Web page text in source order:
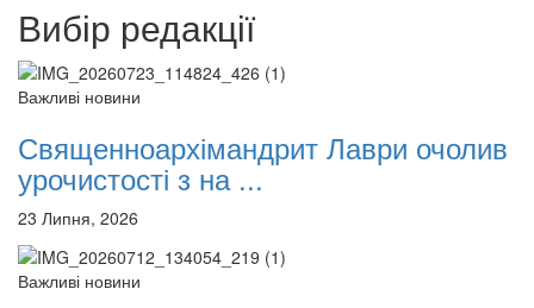
12 сентября 2015Название трансляции
12 сентября 2015
Название трансляции
12 сентября 2015Название трансляции
12 сентября 2015
Перейти до архіву
Вибір редакції
Важливі новини
Священноархімандрит Лаври очолив
урочистості з на ...
23 Липня, 2026
Важливі новини